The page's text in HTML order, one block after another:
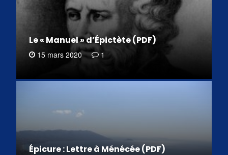
Le « Manuel » d’Épictète (PDF)
15 mars 2020 1
Épicure : Lettre à Ménécée (PDF)